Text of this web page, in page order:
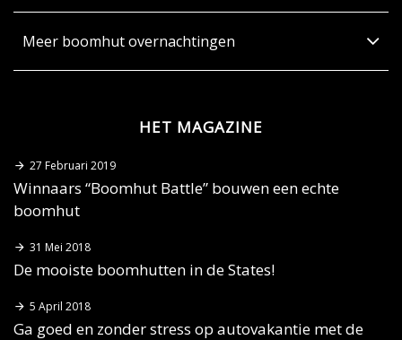
Meer boomhut overnachtingen
HET MAGAZINE
27 Februari 2019
Winnaars “Boomhut Battle” bouwen een echte
boomhut
31 Mei 2018
De mooiste boomhutten in de States!
5 April 2018
Ga goed en zonder stress op autovakantie met de